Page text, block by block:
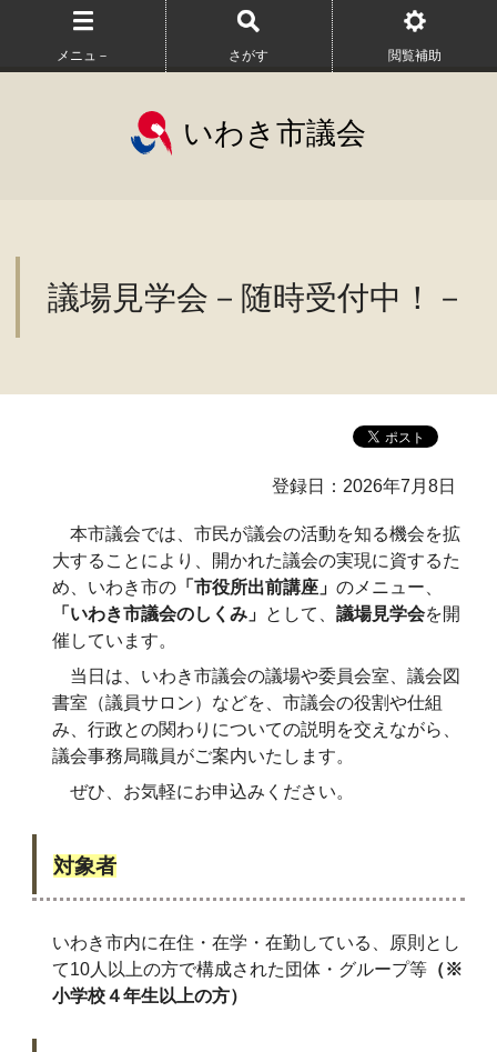
メニュ－ さがす 閲覧補助
いわき市議会
議場見学会－随時受付中！－
登録日：2026年7月8日
本市議会では、市民が議会の活動を知る機会を拡
大することにより、開かれた議会の実現に資するた
め、いわき市の「市役所出前講座」 のメニュー、
「いわき市議会のしくみ」 として、 議場見学会を開
催しています。
当日は、いわき市議会の議場や委員会室、議会図
書室（議員サロン）などを、市議会の役割や仕組
み、行政との関わりについての説明を交えながら、
議会事務局職員がご案内いたします。
ぜひ、お気軽にお申込みください。
対象者
いわき市内に在住・在学・在勤している、原則とし
て10人以上の方で構成された団体・グループ等（※
小学校４年生以上の方）